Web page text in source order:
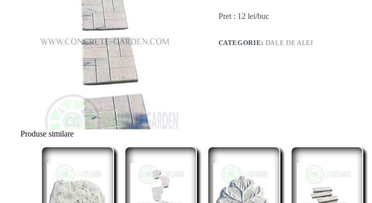
Pret : 12 lei/buc
CATEGORIE: DALE DE ALEI
Produse similare